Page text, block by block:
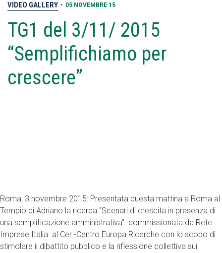
VIDEO GALLERY • 05 NOVEMBRE 15
TG1 del 3/11/ 2015
“Semplifichiamo per
crescere”
Roma, 3 novembre 2015: Presentata questa mattina a Roma al
Tempio di Adriano la ricerca “Scenari di crescita in presenza di
una semplificazione amministrativa” commissionata da Rete
Imprese Italia al Cer -Centro Europa Ricerche con lo scopo di
stimolare il dibattito pubblico e la riflessione collettiva sui